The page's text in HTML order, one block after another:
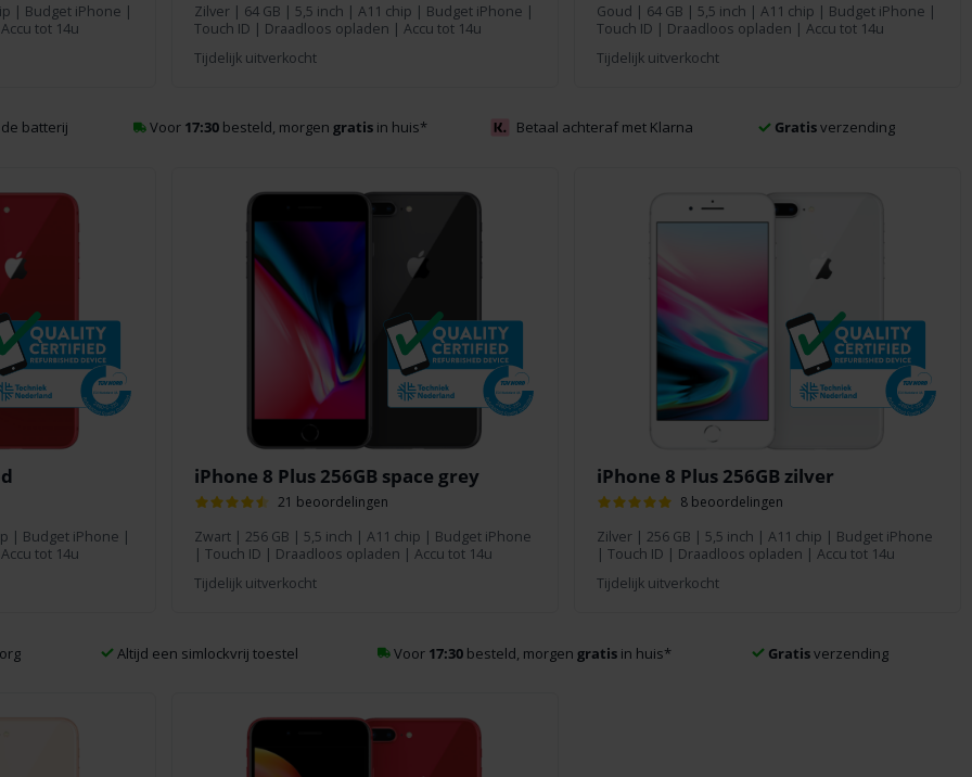
| Budget iPhone |
tot 14u
Zilver| 64 GB | 5,5 inch | A11 chip | Budget iPhone |
Touch ID | Draadloos opladen | Accu tot 14u
Tijdelijk uitverkocht
Goud | 64 GB | 5,5 inch | A11 chip | Budget iPhone |
Touch ID | Draadloos opladen | Accu tot 14u
Tijdelijk uitverkocht
batterij Voor 17:30 besteld, morgen gratis in huis* Betaal achteraf met Klarna Gratisverzending
| Budget iPhone |
tot 14u
iPhone 8 Plus 256GB space grey
21 beoordelingen
Zwart| 256 GB | 5,5 inch | A11 chip | Budget iPhone
| Touch ID | Draadloos opladen | Accu tot 14u
Tijdelijk uitverkocht
iPhone 8 Plus 256GB zilver
8 beoordelingen
Zilver| 256 GB | 5,5 inch | A11 chip | Budget iPhone
| Touch ID | Draadloos opladen | Accu tot 14u
Tijdelijk uitverkocht
Altijd een simlockvrij toestel Voor 17:30 besteld, morgen gratis in huis* Gratisverzending